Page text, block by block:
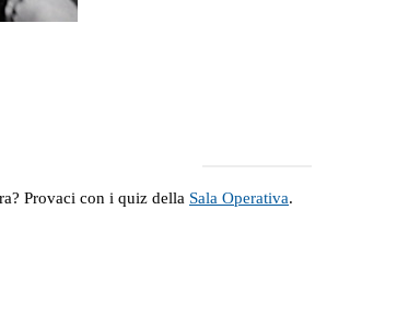
Provaci con i quiz della Sala Operativa.